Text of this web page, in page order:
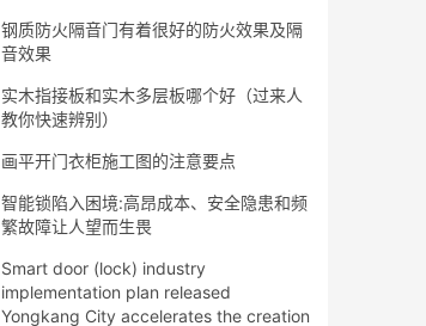
钢质防火隔音门有着很好的防火效果及隔
音效果
实木指接板和实木多层板哪个好（过来人
教你快速辨别）
画平开门衣柜施工图的注意要点
智能锁陷入困境:高昂成本、安全隐患和频
繁故障让人望而生畏
Smart door (lock) industry
implementation plan released
Yongkang City accelerates the creation